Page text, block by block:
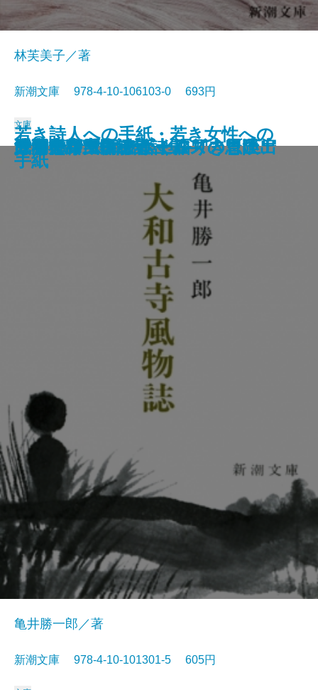
人形の家
恐怖の谷
蟹工船・党生活者
マルテの手記
武蔵野夫人
緋色の研究
ツァラトストラかく語りき〔下〕
シャーロック・ホームズの帰還
サロメ・ウィンダミア卿夫人の扇
浮雲
林芙美子／著
新潮文庫 978-4-10-106103-0 693円
文庫
大和古寺風物誌
亀井勝一郎／著
新潮文庫 978-4-10-101301-5 605円
シャーロック・ホームズの冒険
シャーロック・ホームズの思い出
ジェーン・エア〔上〕
若き詩人への手紙・若き女性への
手紙
ツァラトストラかく語りき〔上〕
武者小路実篤詩集
はつ恋
海潮音―上田敏訳詩集―
人間失格